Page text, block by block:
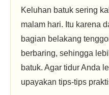
Keluhan batuk sering
malam hari. Itu karena
bagian belakang
berbaring, sehingga
batuk. Agar tidur Anda
upayakan tips-tips